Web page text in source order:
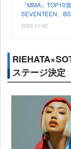
『MMA』TOP10
SEVENTEEN、
2023-11-02
ステージ決